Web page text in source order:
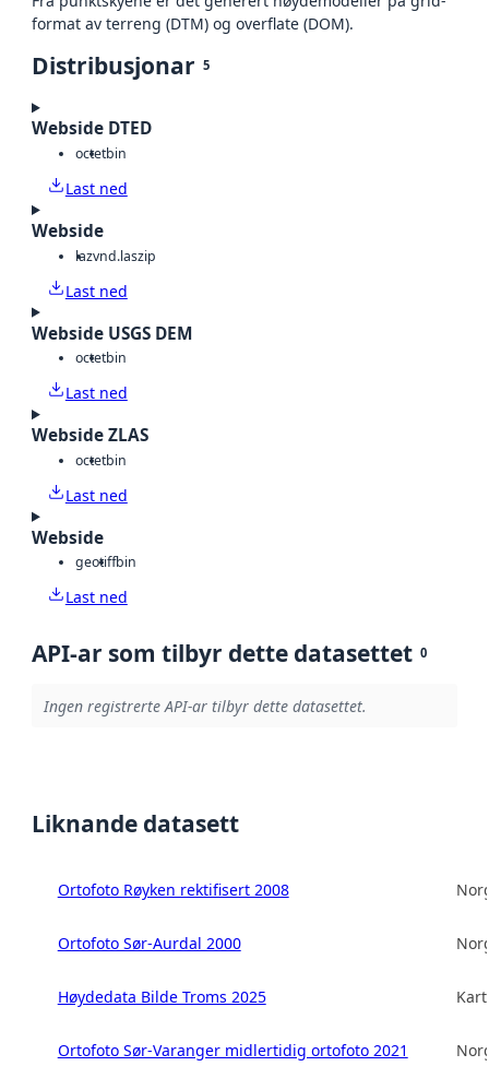
format av terreng (DTM) og overflate (DOM).
Distribusjonar 5
Webside DTED
octetbin
Last ned
Webside
lazvnd.laszip
Last ned
Webside USGS DEM
octetbin
Last ned
Webside ZLAS
octetbin
Last ned
Webside
geotiffbin
Last ned
API-ar som tilbyr dette datasettet 0
Ingen registrerte API-ar tilbyr dette datasettet.
Liknande datasett
Ortofoto Røyken rektifisert 2008
Ortofoto Sør-Aurdal 2000
Høydedata Bilde Troms 2025
Ortofoto Sør-Varanger midlertidig ortofoto 2021